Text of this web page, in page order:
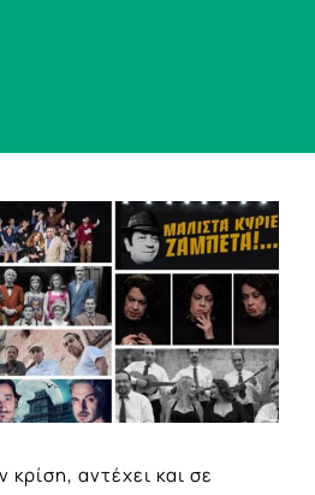
αντέχει και σε